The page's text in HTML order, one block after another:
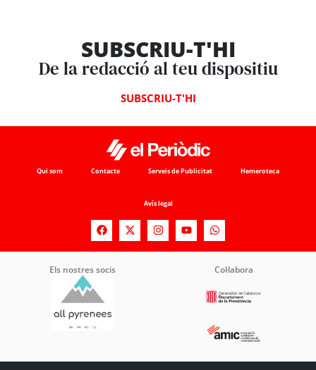
SUBSCRIU-T'HI
De la redacció al teu dispositiu
SUBSCRIU-T'HI
Qui som Contacte Serveis de Publicitat Hemeroteca
Avís legal
Els nostres socis Col·labora